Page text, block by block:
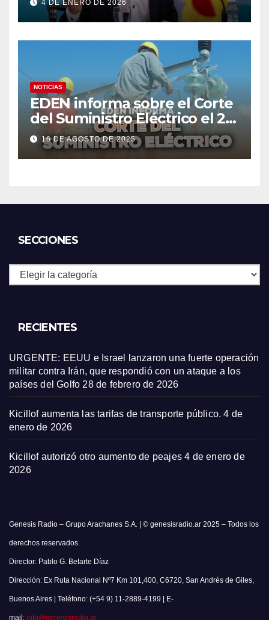
4 DE ENERO DE 2026
NOTICIAS
EDEN informa sobre el Corte
del Suministro Eléctrico el 20
de agosto
16 DE AGOSTO DE 2025
SECCIONES
Secciones
RECIENTES
URGENTE: EEUU e Israel lanzaron una fuerte operación
militar contra Irán, que respondió con un ataque a los
países del Golfo 28 de febrero de 2026
Kicillof aumenta las tarifas de transporte público. 4 de
enero de 2026
Kicillof autorizó otro aumento de peajes 4 de enero de
2026
Genesis Radio – Grupo Arachanes S.A. | © genesisradio.ar 2025 – Todos los
derechos reservados.
Director: Pablo G. Betarte Díaz
Dirección: Ex Ruta Nacional Nº7 Km 101,400, C6720, San Andrés de Giles,
Buenos Aires | Teléfono: (+54 9) 11-2889-4199 | E-
mail: info@genesisradio.ar